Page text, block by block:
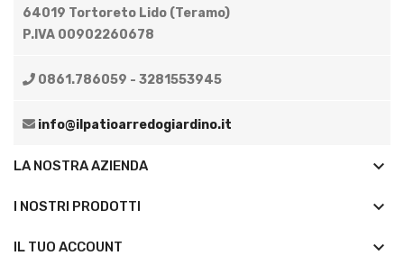
64019 Tortoreto Lido (Teramo)
P.IVA 00902260678
0861.786059 - 3281553945
info@ilpatioarredogiardino.it
LA NOSTRA AZIENDA keyboard_arrow_down
I NOSTRI PRODOTTI keyboard_arrow_down
IL TUO ACCOUNT 